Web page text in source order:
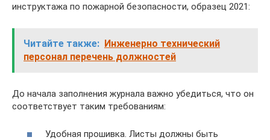
инструктажа по пожарной безопасности, образец 2021:
Читайте также: Инженерно технический
персонал перечень должностей
До начала заполнения журнала важно убедиться, что он
соответствует таким требованиям:
Удобная прошивка. Листы должны быть